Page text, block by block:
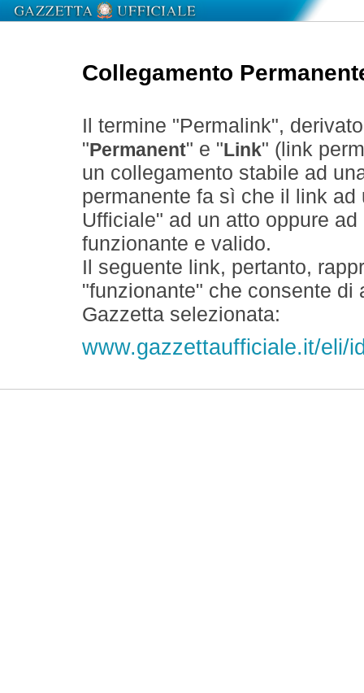
Collegamento
Il termine "Permalink",
" Permanent" e " Link" (link
un collegamento stabile ad
permanente fa sì che il link
Ufficiale" ad un atto oppure
funzionante e valido.
Il seguente link, pertanto,
"funzionante" che consente
Gazzetta selezionata:
www.gazzettaufficiale.it/eli/